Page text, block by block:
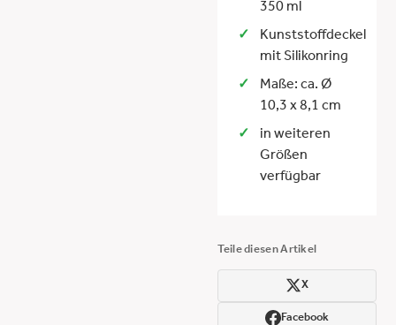
350 ml
Kunststoffdeckel
mit Silikonring
Maße: ca. Ø
10,3 x 8,1 cm
in weiteren
Größen
verfügbar
Teile diesen Artikel
X
Facebook